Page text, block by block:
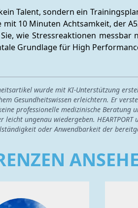
Talent, sondern ein
mit 10 Minuten Achtsamkeit, der
wie Stressreaktionen messbar
Grundlage für High
wurde mit KI-Unterstützung
Gesundheitswissen erleichtern. Er
professionelle medizinische
leicht ungenau wiedergeben.
oder Anwendbarkeit der